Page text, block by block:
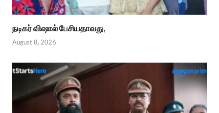
நடிகர் விஷால் பேசியதாவது,
August 8, 2026